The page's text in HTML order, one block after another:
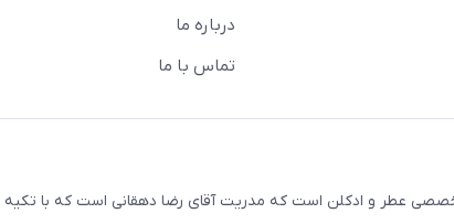
درباره ما
تماس با ما
عطر و ادکلن است که مدریت آقای رضا دهقانی است که با تکیه